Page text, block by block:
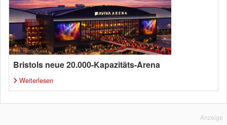
Bristols neue 20.000-Kapazitäts-Arena
Weiterlesen
Anzeige